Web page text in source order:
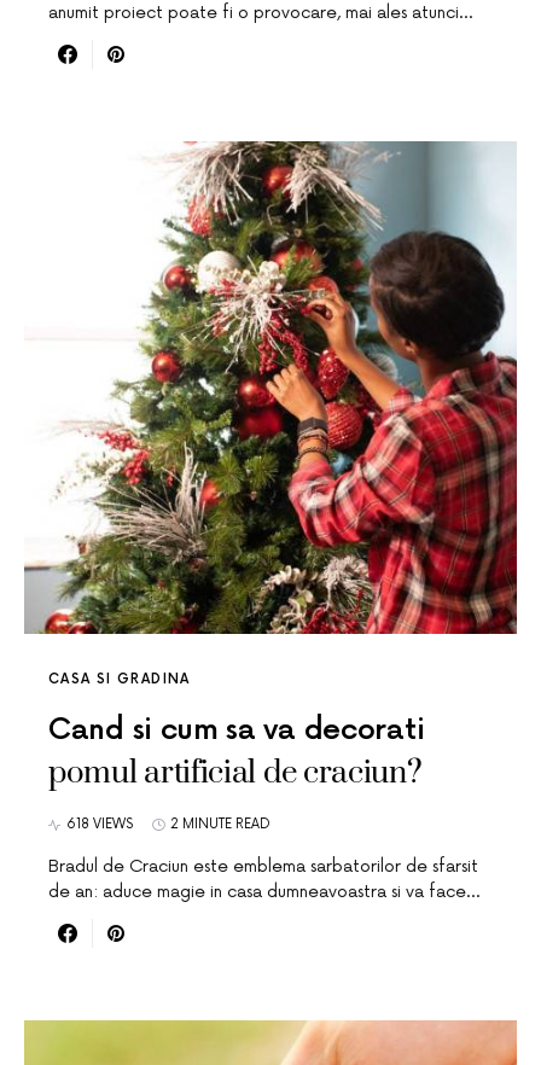
anumit proiect poate fi o provocare, mai ales atunci…
CASA SI GRADINA
Cand si cum sa va decorati
pomul artificial de craciun?
618 VIEWS 2 MINUTE READ
Bradul de Craciun este emblema sarbatorilor de sfarsit
de an: aduce magie in casa dumneavoastra si va face…